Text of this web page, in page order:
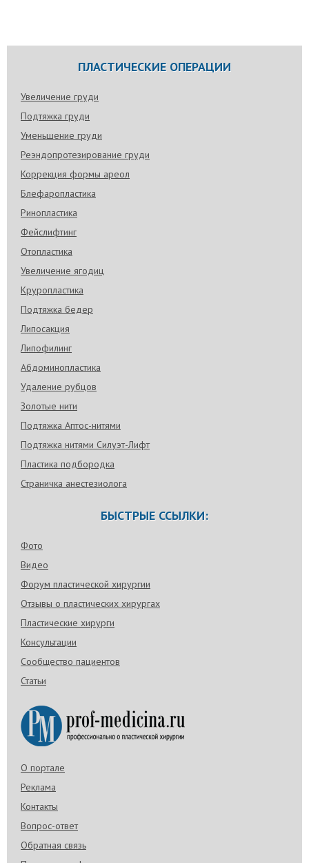
ПЛАСТИЧЕСКИЕ ОПЕРАЦИИ
Увеличение груди
Подтяжка груди
Уменьшение груди
Реэндопротезирование груди
Коррекция формы ареол
Блефаропластика
Ринопластика
Фейслифтинг
Отопластика
Увеличение ягодиц
Круропластика
Подтяжка бедер
Липосакция
Липофилинг
Абдоминопластика
Удаление рубцов
Золотые нити
Подтяжка Аптос-нитями
Подтяжка нитями Силуэт-Лифт
Пластика подбородка
Страничка анестезиолога
БЫСТРЫЕ ССЫЛКИ:
Фото
Видео
Форум пластической хирургии
Отзывы о пластических хирургах
Пластические хирурги
Консультации
Сообщество пациентов
Статьи
О портале
Реклама
Контакты
Вопрос-ответ
Обратная связь